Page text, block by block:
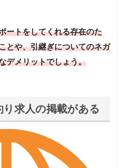
ートをしてくれる存在のた
とや、引継ぎについてのネガ
デメリットでしょう。
求人の掲載がある